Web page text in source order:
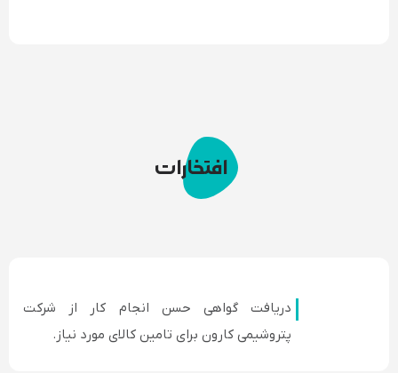
افتخارات
دریافت گواهی حسن انجام کار از شرکت
پتروشیمی کارون برای تامین کالای مورد نیاز.